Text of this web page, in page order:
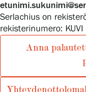
Medialle
Vastuullisuus
Esteettömyys
Tietosuoja ja evästeet
Serlachius on
rekisterinumero:
Anna